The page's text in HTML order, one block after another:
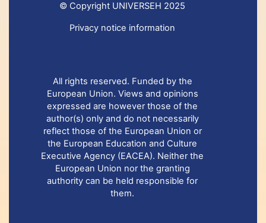
© Copyright UNIVERSEH 2025
Privacy notice information
All rights reserved. Funded by the
European Union. Views and opinions
expressed are however those of the
author(s) only and do not necessarily
reflect those of the European Union or
the European Education and Culture
Executive Agency (EACEA). Neither the
European Union nor the granting
authority can be held responsible for
them.